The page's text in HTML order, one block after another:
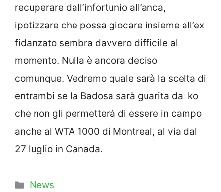
recuperare dall’infortunio all’anca,
ipotizzare che possa giocare insieme all’ex
fidanzato sembra davvero difficile al
momento. Nulla è ancora deciso
comunque. Vedremo quale sarà la scelta di
entrambi se la Badosa sarà guarita dal ko
che non gli permetterà di essere in campo
anche al WTA 1000 di Montreal, al via dal
27 luglio in Canada.
Categorie
News